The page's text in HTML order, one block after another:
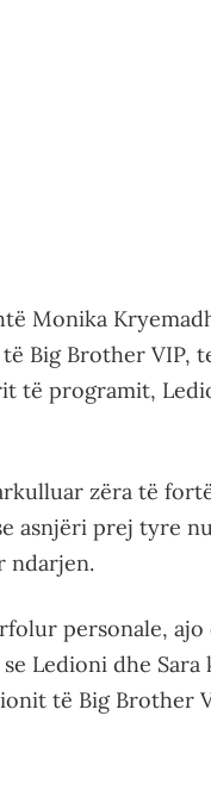
Monika
Big Brother VIP,
të programit,
zëra të
asnjëri prej tyre
ndarjen.
personale,
Ledioni dhe
të Big Brother